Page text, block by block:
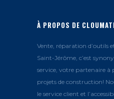
À PROPOS DE
Vente, réparation d’outils
Saint-Jérôme, c’est
service, votre partenaire
projets de construction!
le service client et